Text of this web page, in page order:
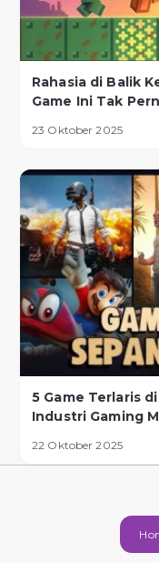
Rahasia di Balik
Game Ini Tak
23 Oktober 2025
5 Game Terlaris
Industri Gaming
22 Oktober 2025